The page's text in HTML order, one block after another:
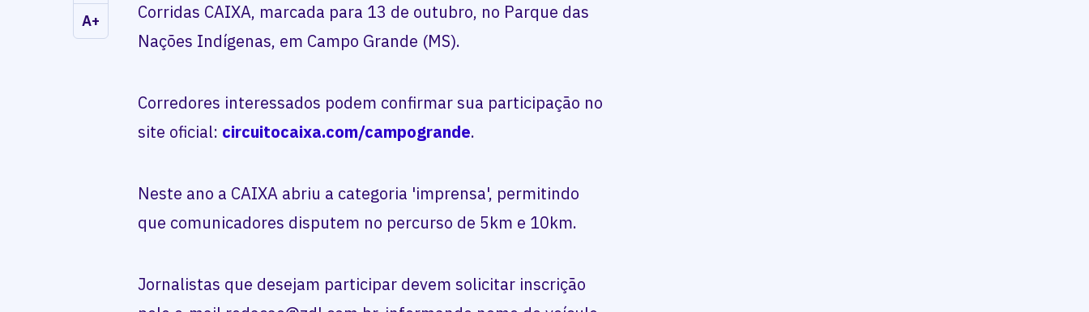
A+
Corridas CAIXA, marcada para 13 de outubro, no Parque das
Nações Indígenas, em Campo Grande (MS).
Corredores interessados podem confirmar sua participação no
site oficial: circuitocaixa.com/campogrande.
Neste ano a CAIXA abriu a categoria 'imprensa', permitindo
que comunicadores disputem no percurso de 5km e 10km.
Jornalistas que desejam participar devem solicitar inscrição